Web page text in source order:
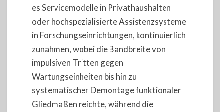
es Servicemodelle in Privathaushalten
oder hochspezialisierte Assistenzsysteme
in Forschungseinrichtungen, kontinuierlich
zunahmen, wobei die Bandbreite von
impulsiven Tritten gegen
Wartungseinheiten bis hin zu
systematischer Demontage funktionaler
Gliedmaßen reichte, während die